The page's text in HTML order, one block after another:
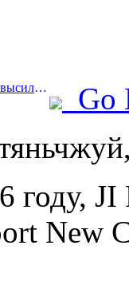
Prev:Шанхайский Диснейленд превысил 100 миллионов посетителей и планирует расшириться за счет открытия четвертого тематического отеля.
Go
году,
New